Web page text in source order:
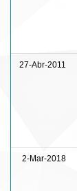
27-Abr-2011
2-Mar-2018